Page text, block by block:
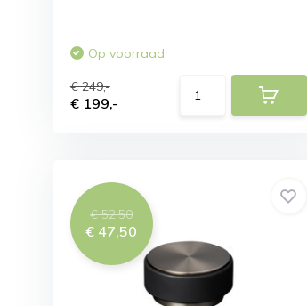
Op voorraad
€ 249,-
€ 199,-
€ 52,50
€ 47,50